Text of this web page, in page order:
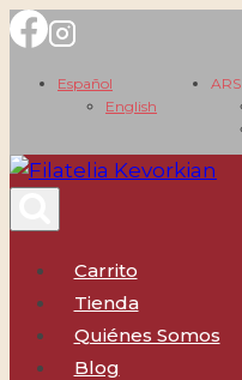
Saltar
contenido
Español
English
ARS
Carrito
Tienda
Quiénes Somos
Blog